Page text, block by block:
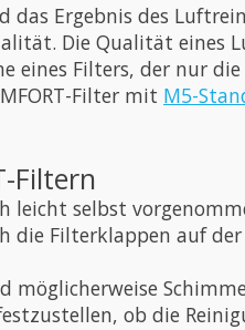
Ergebnis des
Die Qualität eines
eines Filters, der nur
Filter mit M5-
Filtern
leicht selbst
die Filterklappen auf
ob die